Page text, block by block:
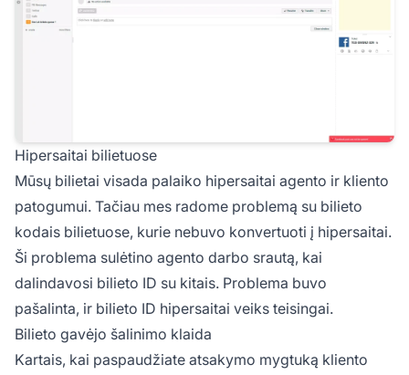
Hipersaitai bilietuose
Mūsų bilietai visada palaiko hipersaitai agento ir kliento
patogumui. Tačiau mes radome problemą su bilieto
kodais bilietuose, kurie nebuvo konvertuoti į hipersaitai.
Ši problema sulėtino agento darbo srautą, kai
dalindavosi bilieto ID su kitais. Problema buvo
pašalinta, ir bilieto ID hipersaitai veiks teisingai.
Bilieto gavėjo šalinimo klaida
Kartais, kai paspaudžiate atsakymo mygtuką kliento